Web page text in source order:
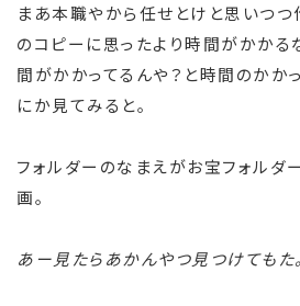
まあ本職やから任せとけと思いつつ
のコピーに思ったより時間がかかる
間がかかってるんや？と時間のかか
にか見てみると。
フォルダーのなまえがお宝フォルダ
画。
あー見たらあかんやつ見つけてもた。